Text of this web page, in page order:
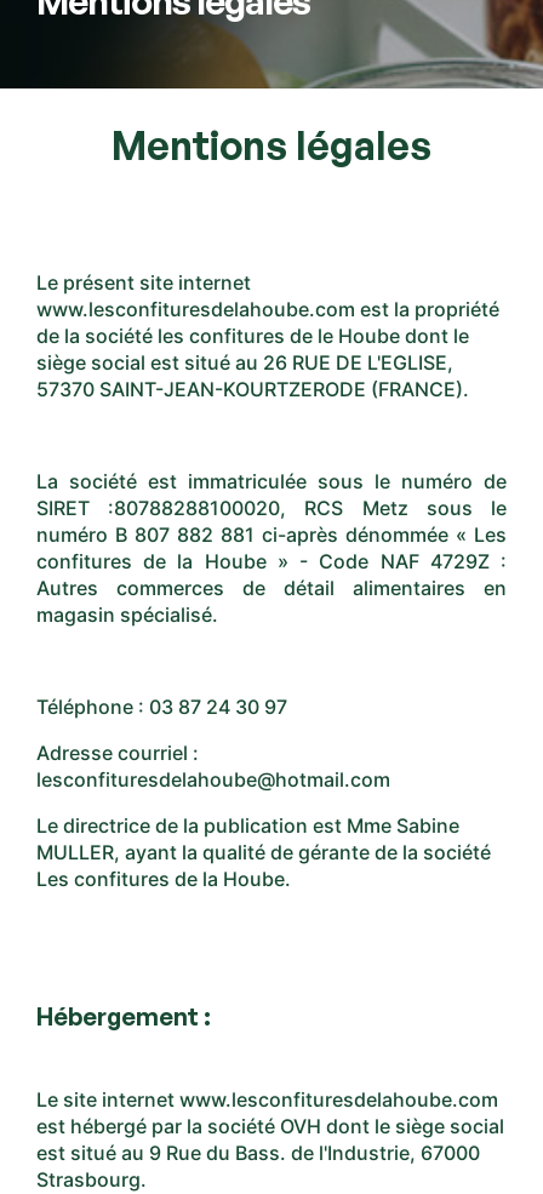
Mentions légales
Le présent site internet
www.lesconfituresdelahoube.com est la propriété
de la société les confitures de le Hoube dont le
siège social est situé au 26 RUE DE L'EGLISE,
57370 SAINT-JEAN-KOURTZERODE (FRANCE).
La société est immatriculée sous le numéro de
SIRET :80788288100020, RCS Metz sous le
numéro B 807 882 881 ci-après dénommée « Les
confitures de la Hoube » - Code NAF 4729Z :
Autres commerces de détail alimentaires en
magasin spécialisé.
Téléphone : 03 87 24 30 97
Adresse courriel :
lesconfituresdelahoube@hotmail.com
Le directrice de la publication est Mme Sabine
MULLER, ayant la qualité de gérante de la société
Les confitures de la Hoube.
Hébergement :
Le site internet www.lesconfituresdelahoube.com
est hébergé par la société OVH dont le siège social
est situé au 9 Rue du Bass. de l'Industrie, 67000
Strasbourg.